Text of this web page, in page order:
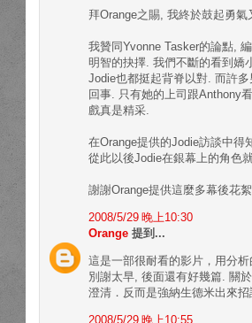
拜Orange之賜, 我終於鼓起勇
我贊同Yvonne Tasker的論點,
明智的抉擇. 我們不斷的看到嬌
Jodie也都挺起背脊以對. 而許
回事. 只有她的上司跟Anthony
戲真是精采.
在Orange提供的Jodie訪談中
從此以後Jodie在銀幕上的角色
謝謝Orange提供這麼多幕後花
2008/5/29 晚上10:30
Orange 提到...
這是一部很耐看的影片，用分
別謝太早, 後面還有好幾篇. 關
澄清．反而是強納生德米出來
2008/5/29 晚上10:55